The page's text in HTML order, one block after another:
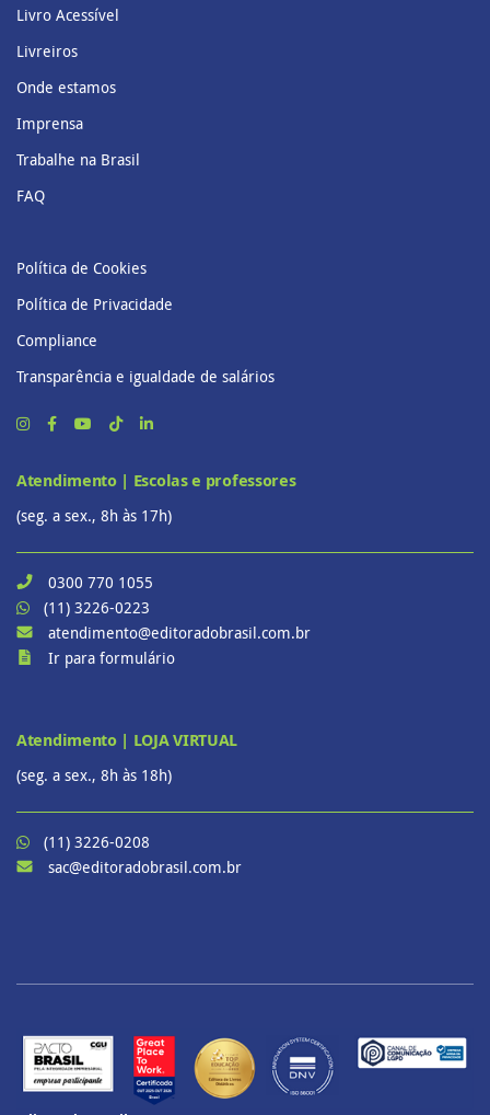
Livro Acessível
Livreiros
Onde estamos
Imprensa
Trabalhe na Brasil
FAQ
Política de Cookies
Política de Privacidade
Compliance
Transparência e igualdade de salários
Atendimento | Escolas e professores
(seg. a sex., 8h às 17h)
0300 770 1055
(11) 3226-0223
atendimento@editoradobrasil.com.br
Ir para formulário
Atendimento | LOJA VIRTUAL
(seg. a sex., 8h às 18h)
(11) 3226-0208
sac@editoradobrasil.com.br